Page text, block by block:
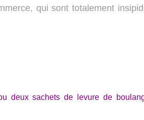
qui sont totalement
deux sachets de levure de